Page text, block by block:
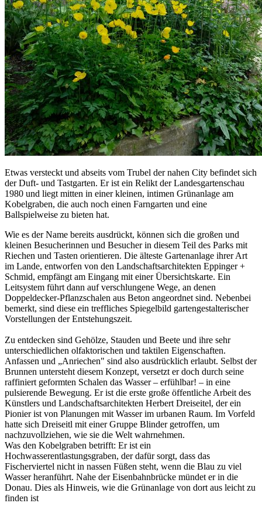
Etwas versteckt und abseits vom Trubel der nahen City befindet sich
der Duft- und Tastgarten. Er ist ein Relikt der Landesgartenschau
1980 und liegt mitten in einer kleinen, intimen Grünanlage am
Kobelgraben, die auch noch einen Farngarten und eine
Ballspielweise zu bieten hat.
Wie es der Name bereits ausdrückt, können sich die großen und
kleinen Besucherinnen und Besucher in diesem Teil des Parks mit
Riechen und Tasten orientieren. Die älteste Gartenanlage ihrer Art
im Lande, entworfen von den Landschaftsarchitekten Eppinger +
Schmid, empfängt am Eingang mit einer Übersichtskarte. Ein
Leitsystem führt dann auf verschlungene Wege, an denen
Doppeldecker-Pflanzschalen aus Beton angeordnet sind. Nebenbei
bemerkt, sind diese ein treffliches Spiegelbild gartengestalterischer
Vorstellungen der Entstehungszeit.
Zu entdecken sind Gehölze, Stauden und Beete und ihre sehr
unterschiedlichen olfaktorischen und taktilen Eigenschaften.
Anfassen und „Anriechen" sind also ausdrücklich erlaubt. Selbst der
Brunnen untersteht diesem Konzept, versetzt er doch durch seine
raffiniert geformten Schalen das Wasser – erfühlbar! – in eine
pulsierende Bewegung. Er ist die erste große öffentliche Arbeit des
Künstlers und Landschaftsarchitekten Herbert Dreiseitel, der ein
Pionier ist von Planungen mit Wasser im urbanen Raum. Im Vorfeld
hatte sich Dreiseitl mit einer Gruppe Blinder getroffen, um
nachzuvollziehen, wie sie die Welt wahrnehmen.
Was den Kobelgraben betrifft: Er ist ein
Hochwasserentlastungsgraben, der dafür sorgt, dass das
Fischerviertel nicht in nassen Füßen steht, wenn die Blau zu viel
Wasser heranführt. Nahe der Eisenbahnbrücke mündet er in die
Donau. Dies als Hinweis, wie die Grünanlage von dort aus leicht zu
finden ist